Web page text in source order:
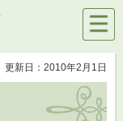
メニ
ュー
更新日：2010年2月1日